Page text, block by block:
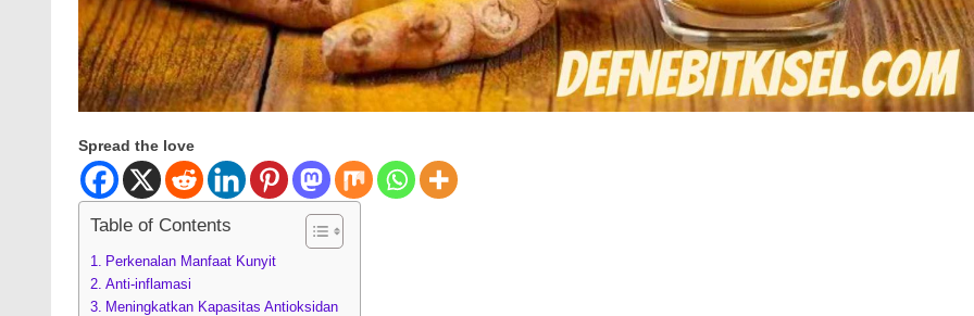
Spread the love
Table of Contents
Perkenalan Manfaat Kunyit
Anti-inflamasi
Meningkatkan Kapasitas Antioksidan